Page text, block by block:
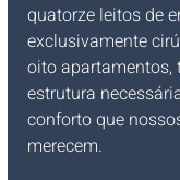
quatorze leitos de
exclusivamente
oito apartamentos,
estrutura
conforto que
merecem.